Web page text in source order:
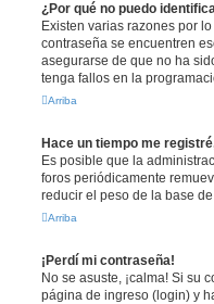
¿Por qué no puedo
Existen varias razones por
contraseña se encuentren
asegurarse de que no ha
tenga fallos en la
Arriba
Hace un tiempo me
Es posible que la
foros periódicamente
reducir el peso de la base
Arriba
¡Perdí mi contraseña!
No se asuste, ¡calma! Si su
página de ingreso (login) y